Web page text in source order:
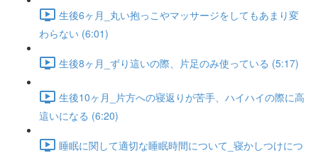
生後6ヶ月_丸い抱っこやマッサージをしてもあまり変
わらない (6:01)
生後8ヶ月_ずり這いの際、片足のみ使っている (5:17)
生後10ヶ月_片方への寝返りが苦手、ハイハイの際に高
這いになる (6:20)
睡眠に関して適切な睡眠時間について_寝かしつけにつ